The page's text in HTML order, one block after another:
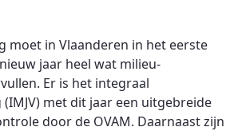
moet in Vlaanderen in het eerste
jaar heel wat milieu-
Er is het integraal
met dit jaar een uitgebreide
door de OVAM. Daarnaast zijn